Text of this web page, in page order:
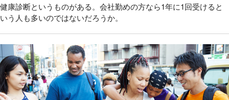
健康診断というものがある。会社勤めの方なら1年に1回受けると
いう人も多いのではないだろうか。